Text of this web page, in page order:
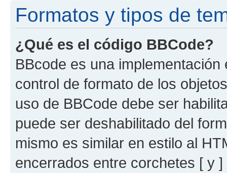
Formatos y tipos de
¿Qué es el código BBCode?
BBcode es una
control de formato de los
uso de BBCode debe ser
puede ser deshabilitado del
mismo es similar en estilo al
encerrados entre corchetes [ y